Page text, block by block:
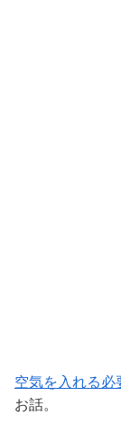
空気を入れる
お話。